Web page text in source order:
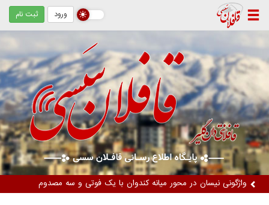
ورود ثبت نام
واژگونی نیسان در محور میانه کندوان با یک فوتی و سه مصدوم